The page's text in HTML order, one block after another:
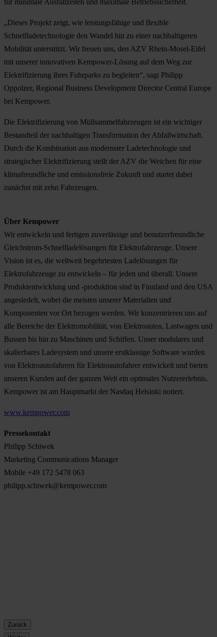
für minimale Ausfallzeiten und maximale Betriebssicherheit.
„Dieses Projekt zeigt, wie leistungsfähige und flexible
Schnellladetechnologie den Wandel hin zu einer nachhaltigeren
Mobilität unterstützt. Wir freuen uns, den AZV Rhein-Mosel-Eifel
mit unserer innovativen Kempower-Lösung auf dem Weg zur
Elektrifizierung ihres Fuhrparks zu begleiten“, sagt Philipp
Oppolzer, Regional Business Development Director Central Europe
bei Kempower.
Die Elektrifizierung von Müllsammelfahrzeugen ist ein wichtiger
Bestandteil der nachhaltigen Transformation der Abfallwirtschaft.
Durch die Kombination aus modernster Ladetechnologie und
strategischer Elektrifizierung stellt der AZV die Weichen für eine
klimafreundliche und emissionsfreie Zukunft und startet dabei
zunächst mit zehn Fahrzeugen.
Über Kempower
Wir entwickeln und fertigen zuverlässige und benutzerfreundliche
Gleichstrom-Schnellladelösungen für Elektrofahrzeuge. Unsere
Vision ist es, die weltweit begehrtesten Ladelösungen für
Elektrofahrzeuge zu entwickeln – für jeden und überall. Unsere
Produktentwicklung und -produktion sind in Finnland und den USA
angesiedelt, wobei die meisten unserer Materialien und
Komponenten vor Ort bezogen werden. Wir konzentrieren uns auf
alle Bereiche der Elektromobilität, von Elektroautos, Lastwagen und
Bussen bis hin zu Maschinen und Schiffen. Unser modulares und
skalierbares Ladesystem und unsere erstklassige Software wurden
von Elektroautofahrern für Elektroautofahrer entwickelt und bieten
unseren Kunden auf der ganzen Welt ein optimales Nutzererlebnis.
Kempower ist am Hauptmarkt der Nasdaq Helsinki notiert.
www.kempower.com
Pressekontakt
Philipp Schiwek
Marketing Communications Manager
Mobile +49 172 5478 063
philipp.schiwek@kempower.com
Zurück